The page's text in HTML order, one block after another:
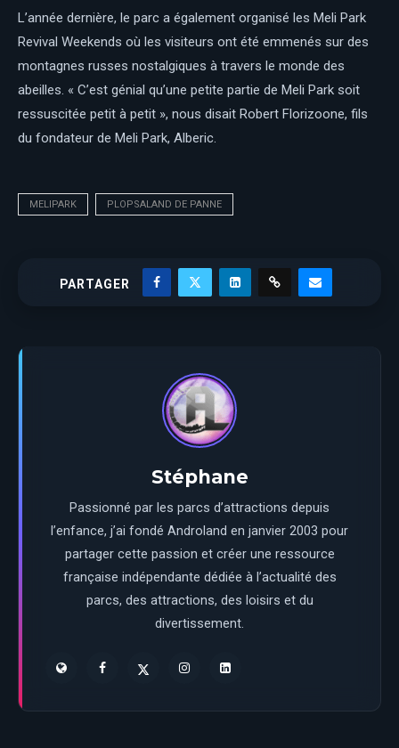
L’année dernière, le parc a également organisé les Meli Park
Revival Weekends où les visiteurs ont été emmenés sur des
montagnes russes nostalgiques à travers le monde des
abeilles. « C’est génial qu’une petite partie de Meli Park soit
ressuscitée petit à petit », nous disait Robert Florizoone, fils
du fondateur de Meli Park, Alberic.
MELIPARK PLOPSALAND DE PANNE
PARTAGER
Stéphane
Passionné par les parcs d’attractions depuis
l’enfance, j’ai fondé Androland en janvier 2003 pour
partager cette passion et créer une ressource
française indépendante dédiée à l’actualité des
parcs, des attractions, des loisirs et du
divertissement.